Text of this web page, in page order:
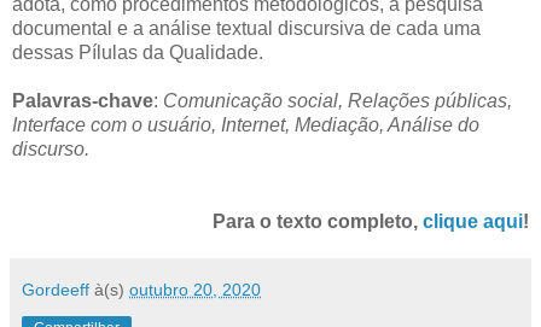
adota, como procedimentos metodológicos, a pesquisa
documental e a análise textual discursiva de cada uma
dessas Pílulas da Qualidade.
Palavras-chave: Comunicação social, Relações públicas,
Interface com o usuário, Internet, Mediação, Análise do
discurso.
Para o texto completo, clique aqui!
Gordeeff à(s) outubro 20, 2020